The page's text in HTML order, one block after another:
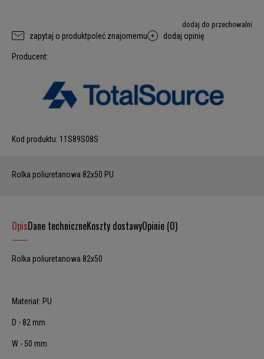
dodaj do przechowalni
zapytaj o produktpoleć znajomemu dodaj opinię
Producent:
Kod produktu: 11S89S08S
Rolka poliuretanowa 82x50 PU
OpisDane techniczneKoszty dostawyOpinie (0)
Rolka poliuretanowa 82x50
Materiał: PU
D - 82 mm
W - 50 mm